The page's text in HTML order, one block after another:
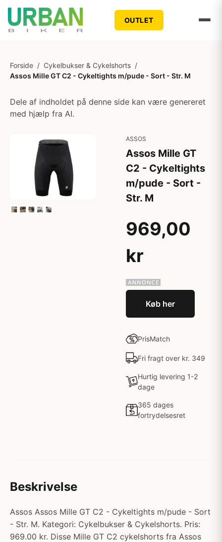
OUTLET
Forside / Cykelbukser & Cykelshorts /
Assos Mille GT C2 - Cykeltights m/pude - Sort - Str. M
Dele af indholdet på denne side kan være genereret
med hjælp fra AI.
ASSOS
Assos Mille GT
C2 - Cykeltights
m/pude - Sort -
Str. M
969,00
kr
Køb her
PrisMatch
Fri fragt over kr. 349
Hurtig levering 1-2
dage
365 dages
fortrydelsesret
Beskrivelse
Assos Assos Mille GT C2 - Cykeltights m/pude - Sort
- Str. M. Kategori: Cykelbukser & Cykelshorts. Pris:
969.00 kr. Disse Mille GT C2 cykelshorts fra Assos